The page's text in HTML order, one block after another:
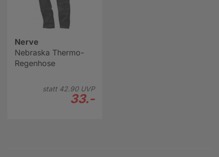
Nerve
Nebraska Thermo-
Regenhose
statt 42.90UVP
33.-